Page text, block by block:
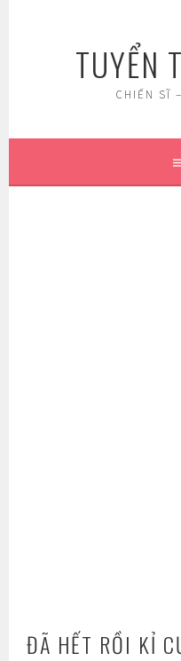
TUYỂN
CHIẾN SĨ
ĐÃ HẾT RỒI KỈ